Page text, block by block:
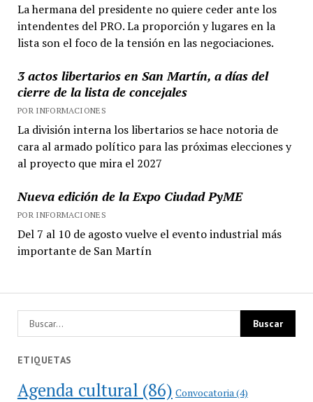
La hermana del presidente no quiere ceder ante los
intendentes del PRO. La proporción y lugares en la
lista son el foco de la tensión en las negociaciones.
3 actos libertarios en San Martín, a días del
cierre de la lista de concejales
POR INFORMACIONES
La división interna los libertarios se hace notoria de
cara al armado político para las próximas elecciones y
al proyecto que mira el 2027
Nueva edición de la Expo Ciudad PyME
POR INFORMACIONES
Del 7 al 10 de agosto vuelve el evento industrial más
importante de San Martín
ETIQUETAS
Agenda cultural (86) Convocatoria (4)